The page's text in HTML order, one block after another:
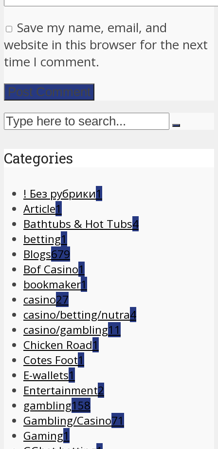
Save my name, email, and
website in this browser for the next
time I comment.
Categories
! Без рубрики1
Article1
Bathtubs & Hot Tubs4
betting1
Blogs679
Bof Casino1
bookmaker1
casino27
casino/betting/nutra4
casino/gambling11
Chicken Road1
Cotes Foot1
E-wallets1
Entertainment2
gambling158
Gambling/Casino71
Gaming1